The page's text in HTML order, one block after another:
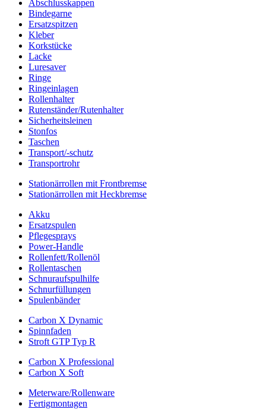
Abschlusskappen
Bindegarne
Ersatzspitzen
Kleber
Korkstücke
Lacke
Luresaver
Ringe
Ringeinlagen
Rollenhalter
Rutenständer/Rutenhalter
Sicherheitsleinen
Stonfos
Taschen
Transport/-schutz
Transportrohr
Stationärrollen mit Frontbremse
Stationärrollen mit Heckbremse
Akku
Ersatzspulen
Pflegesprays
Power-Handle
Rollenfett/Rollenöl
Rollentaschen
Schnuraufspulhilfe
Schnurfüllungen
Spulenbänder
Carbon X Dynamic
Spinnfaden
Stroft GTP Typ R
Carbon X Professional
Carbon X Soft
Meterware/Rollenware
Fertigmontagen